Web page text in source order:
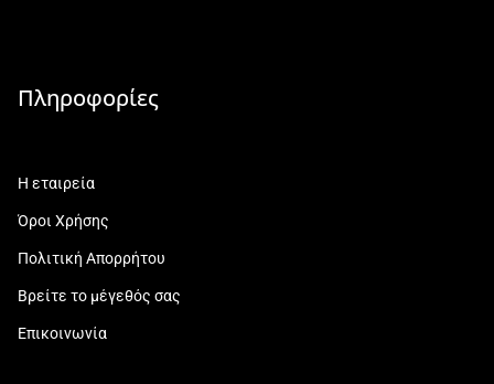
Πληροφορίες
Η εταιρεία
Όροι Χρήσης
Πολιτική Απορρήτου
Βρείτε το μέγεθός σας
Επικοινωνία